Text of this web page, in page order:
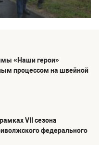
«Наши герои»
процессом на швейной
VII сезона
федерального